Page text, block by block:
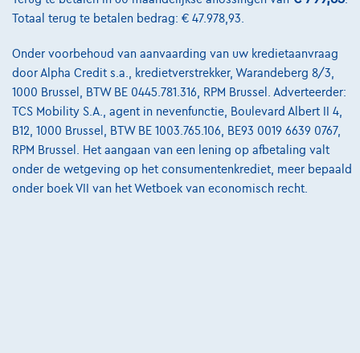
Vanaf€526,97/maandmet een laatste
maandaflossing van
€10.996,97
Ontdek het volledige cijfervoorbeeld
8900 Ieper, BMW - MINI Pautric Ieper
Vergelijk
Bekijk wagen
Totaal terug te betalen bedrag: € 47.978,93.
Onder voorbehoud van aanvaarding van uw kredietaanvraag
door Alpha Credit s.a., kredietverstrekker, Warandeberg 8/3,
1000 Brussel, BTW BE 0445.781.316, RPM Brussel. Adverteerder:
TCS Mobility S.A., agent in nevenfunctie, Boulevard Albert II 4,
B12, 1000 Brussel, BTW BE 1003.765.106, BE93 0019 6639 0767,
RPM Brussel. Het aangaan van een lening op afbetaling valt
onder de wetgeving op het consumentenkrediet, meer bepaald
onder boek VII van het Wetboek van economisch recht.